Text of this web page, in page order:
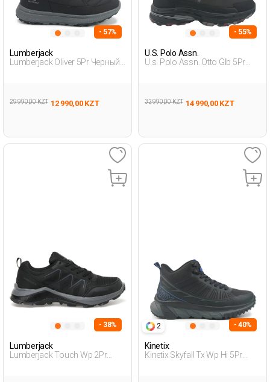
- 57%
Lumberjack
Lumberjack Oliver 5Pr Черный
29 990,00 KZT 12 990,00 KZT
- 55%
U.S. Polo Assn.
U.s. Polo Assn. Otto Glb 5Pr
32 990,00 KZT 14 990,00 KZT
- 38%
Lumberjack
Lumberjack Touch Wp 2Pr
2 - 40%
Kinetix
Kinetix Skyfall Tx Wp Hi 5Pr